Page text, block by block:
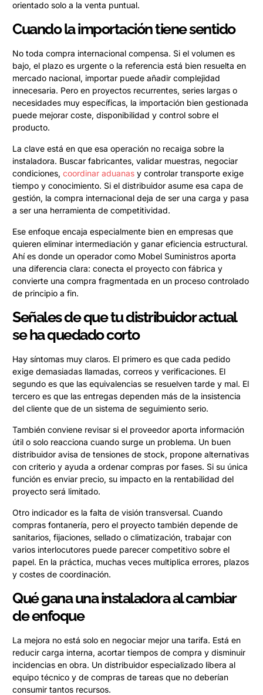
orientado solo a la venta puntual.
Cuando la importación tiene sentido
No toda compra internacional compensa. Si el volumen es
bajo, el plazo es urgente o la referencia está bien resuelta en
mercado nacional, importar puede añadir complejidad
innecesaria. Pero en proyectos recurrentes, series largas o
necesidades muy específicas, la importación bien gestionada
puede mejorar coste, disponibilidad y control sobre el
producto.
La clave está en que esa operación no recaiga sobre la
instaladora. Buscar fabricantes, validar muestras, negociar
condiciones, coordinar aduanas y controlar transporte exige
tiempo y conocimiento. Si el distribuidor asume esa capa de
gestión, la compra internacional deja de ser una carga y pasa
a ser una herramienta de competitividad.
Ese enfoque encaja especialmente bien en empresas que
quieren eliminar intermediación y ganar eficiencia estructural.
Ahí es donde un operador como Mobel Suministros aporta
una diferencia clara: conecta el proyecto con fábrica y
convierte una compra fragmentada en un proceso controlado
de principio a fin.
Señales de que tu distribuidor actual
se ha quedado corto
Hay síntomas muy claros. El primero es que cada pedido
exige demasiadas llamadas, correos y verificaciones. El
segundo es que las equivalencias se resuelven tarde y mal. El
tercero es que las entregas dependen más de la insistencia
del cliente que de un sistema de seguimiento serio.
También conviene revisar si el proveedor aporta información
útil o solo reacciona cuando surge un problema. Un buen
distribuidor avisa de tensiones de stock, propone alternativas
con criterio y ayuda a ordenar compras por fases. Si su única
función es enviar precio, su impacto en la rentabilidad del
proyecto será limitado.
Otro indicador es la falta de visión transversal. Cuando
compras fontanería, pero el proyecto también depende de
sanitarios, fijaciones, sellado o climatización, trabajar con
varios interlocutores puede parecer competitivo sobre el
papel. En la práctica, muchas veces multiplica errores, plazos
y costes de coordinación.
Qué gana una instaladora al cambiar
de enfoque
La mejora no está solo en negociar mejor una tarifa. Está en
reducir carga interna, acortar tiempos de compra y disminuir
incidencias en obra. Un distribuidor especializado libera al
equipo técnico y de compras de tareas que no deberían
consumir tantos recursos.